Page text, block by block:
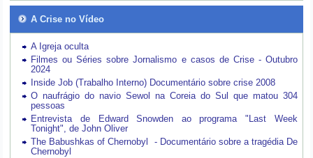
A Crise no Vídeo
A Igreja oculta
Filmes ou Séries sobre Jornalismo e casos de Crise - Outubro
2024
Inside Job (Trabalho Interno) Documentário sobre crise 2008
O naufrágio do navio Sewol na Coreia do Sul que matou 304
pessoas
Entrevista de Edward Snowden ao programa "Last Week
Tonight", de John Oliver
The Babushkas of Chernobyl - Documentário sobre a tragédia De
Chernobyl